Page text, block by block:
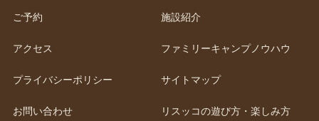
ご予約 施設紹介
アクセス ファミリーキャンプノウハウ
プライバシーポリシー サイトマップ
お問い合わせ リスッコの遊び方・楽しみ方